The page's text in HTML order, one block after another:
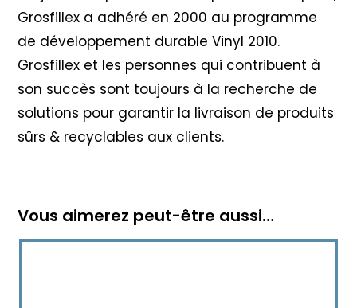
Grosfillex a adhéré en 2000 au programme
de développement durable Vinyl 2010.
Grosfillex et les personnes qui contribuent à
son succès sont toujours à la recherche de
solutions pour garantir la livraison de produits
sûrs & recyclables aux clients.
Vous aimerez peut-être aussi…